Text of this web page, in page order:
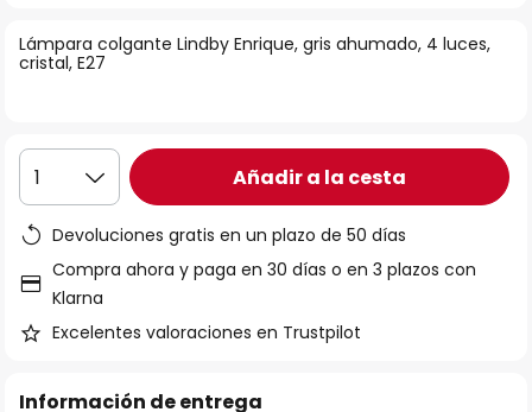
galería
de
Lámpara colgante Lindby Enrique, gris ahumado, 4 luces,
cristal, E27
1 Añadir a la cesta
Devoluciones gratis en un plazo de 50 días
Compra ahora y paga en 30 días o en 3 plazos con
Klarna
Excelentes valoraciones en Trustpilot
Información de entrega